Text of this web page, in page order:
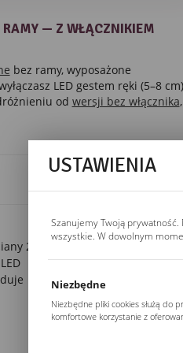
RAMY — Z WŁĄCZNIKIEM
bez ramy, wyposażone
LED gestem ręki (5–8
od wersji bez włącznika,
2
włącznik bezdotykowy
Włącznik bezdotykowy
w dolnej krawędzi
reaguje na ruch ręki
w odległości 5–8 cm.
Jedno przesunięcie
USTAWIENIA
Szanujemy Twoją
wszystkie. W dowolnym
Niezbędne
Niezbędne pliki cookies służą do
komfortowe korzystanie z
Twoich ustawień preferencji